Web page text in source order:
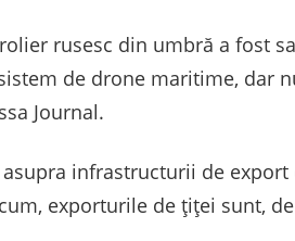
rusesc din umbră a fost
de drone maritime, dar
Journal.
infrastructurii de
exporturile de țiței sunt,